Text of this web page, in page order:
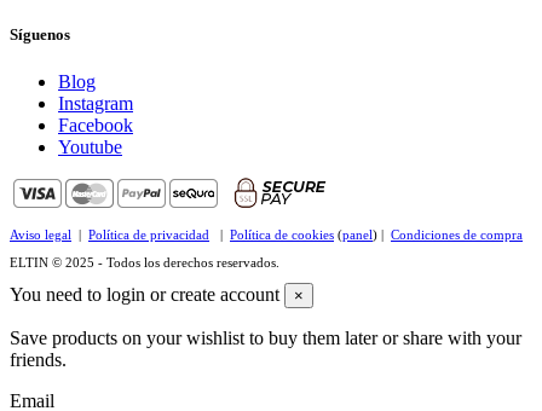
Síguenos
Blog
Instagram
Facebook
Youtube
Aviso legal Política de privacidad Política de cookies (panel) | Condiciones de compra
ELTIN © 2025 - Todos los derechos reservados.
You need to login or create account ×
Save products on your wishlist to buy them later or share with your
friends.
Email